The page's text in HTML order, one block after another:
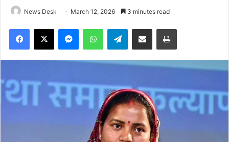
News Desk March 12, 2026 3 minutes read
Facebook
X MessengerWhatsAppTelegramShare via Email Print